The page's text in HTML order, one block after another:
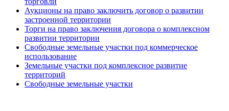
Аукционы на право заключить договор о развитии
застроенной территории
Торги на право заключения договора о комплексном
развитии территории
Свободные земельные участки под коммерческое
использование
Земельные участки под комплексное развитие
территорий
Свободные земельные участки